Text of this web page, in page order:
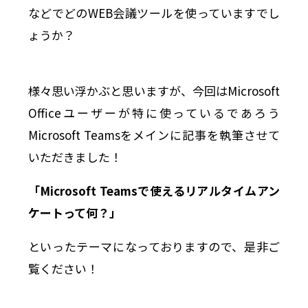
などでどのWEB会議ツールを使っていますでし
ょうか？
様々思い浮かぶと思いますが、今回はMicrosoft
Officeユーザーが特に使っているであろう
Microsoft Teamsをメインに記事を執筆させて
いただきました！
「Microsoft Teamsで使えるリアルタイムアン
ケートって何？」
といったテーマになっておりますので、是非ご
覧ください！